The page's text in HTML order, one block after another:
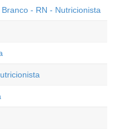
- RN - Nutricionista